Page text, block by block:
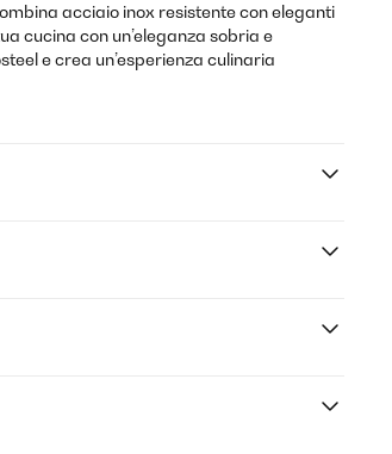
acciaio inox resistente con eleganti
cucina con un’eleganza sobria e
e crea un’esperienza culinaria